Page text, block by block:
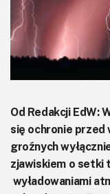
Do
Od Redakcji EdW:
się ochronie przed
groźnych
zjawiskiem o setki
wyładowaniami